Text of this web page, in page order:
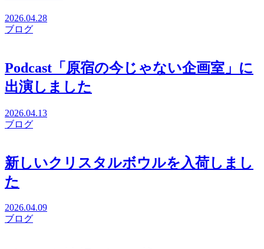
2026.04.28
ブログ
Podcast「原宿の今じゃない企画室」に
出演しました
2026.04.13
ブログ
新しいクリスタルボウルを入荷しまし
た
2026.04.09
ブログ